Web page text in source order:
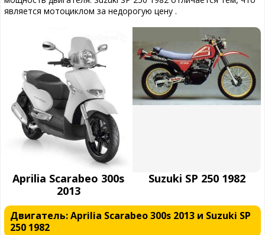
является мотоциклом за недорогую цену .
Aprilia Scarabeo 300s
2013
Suzuki SP 250 1982
Двигатель: Aprilia Scarabeo 300s 2013 и Suzuki SP
250 1982